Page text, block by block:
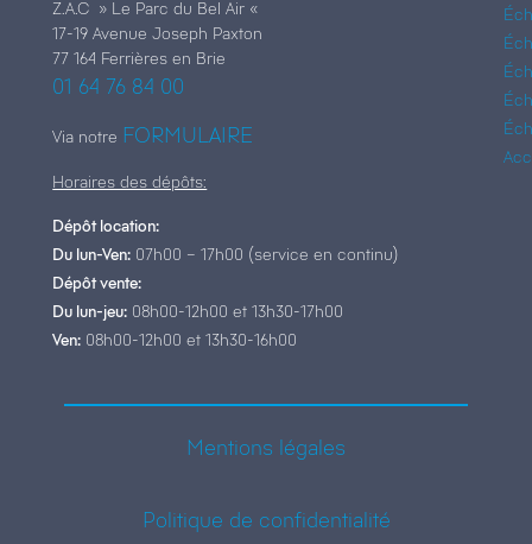
Z.A.C » Le Parc du Bel Air «
17-19 Avenue Joseph Paxton
77 164 Ferrières en Brie
01 64 76 84 00
Via notre FORMULAIRE
Horaires des dépôts:
Dépôt location:
Du lun-Ven: 07h00 – 17h00 (service en continu)
Dépôt vente:
Du lun-jeu: 08h00-12h00 et 13h30-17h00
Ven: 08h00-12h00 et 13h30-16h00
Mentions légales
Politique de confidentialité